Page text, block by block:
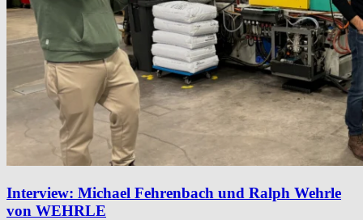
Interview: Michael Fehrenbach und Ralph Wehrle
von WEHRLE